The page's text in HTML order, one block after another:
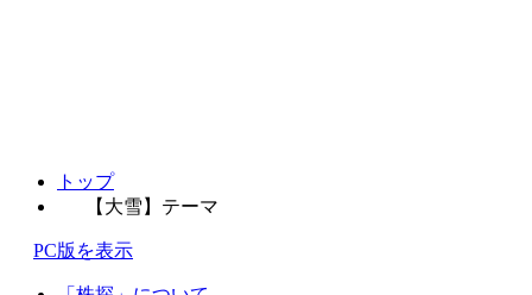
トップ
【大雪】テーマ
PC版を表示